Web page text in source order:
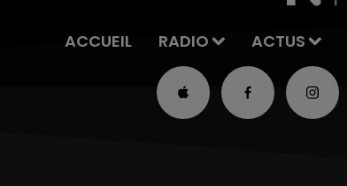
ACCUEIL RADIO ACTUS